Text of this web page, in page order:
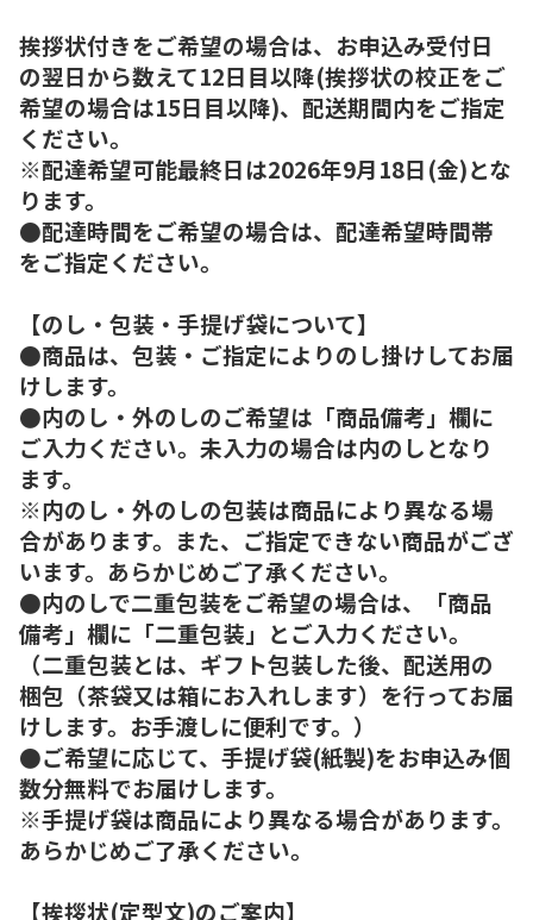
挨拶状付きをご希望の場合は、お申込み受付日
の翌日から数えて12日目以降(挨拶状の校正をご
希望の場合は15日目以降)、配送期間内をご指定
ください。
※配達希望可能最終日は2026年9月18日(金)とな
ります。
●配達時間をご希望の場合は、配達希望時間帯
をご指定ください。
【のし・包装・手提げ袋について】
●商品は、包装・ご指定によりのし掛けしてお届
けします。
●内のし・外のしのご希望は「商品備考」欄に
ご入力ください。未入力の場合は内のしとなり
ます。
※内のし・外のしの包装は商品により異なる場
合があります。また、ご指定できない商品がござ
います。あらかじめご了承ください。
●内のしで二重包装をご希望の場合は、「商品
備考」欄に「二重包装」とご入力ください。
（二重包装とは、ギフト包装した後、配送用の
梱包（茶袋又は箱にお入れします）を行ってお届
けします。お手渡しに便利です。）
●ご希望に応じて、手提げ袋(紙製)をお申込み個
数分無料でお届けします。
※手提げ袋は商品により異なる場合があります。
あらかじめご了承ください。
【挨拶状(定型文)のご案内】